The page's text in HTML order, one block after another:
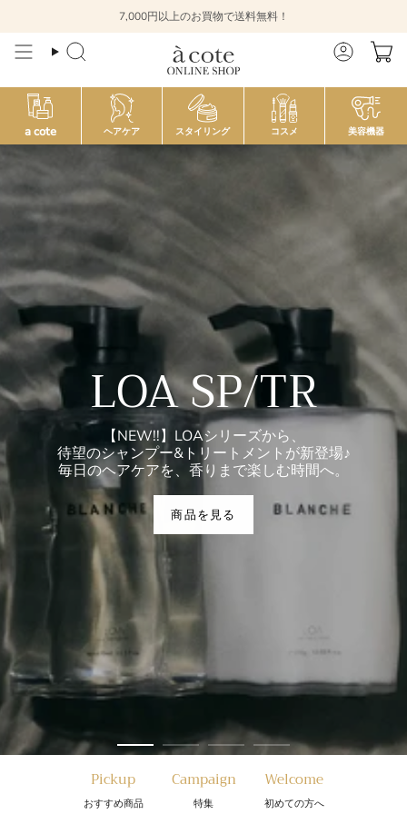
content
7,000円以上のお買物で送料無料！
検
ア
ウ
ン
ト
a cote ヘアケア スタイリング コスメ 美容機器
LOA SP/TR
【NEW!!】LOAシリーズから、
待望のシャンプー&トリートメントが新登場♪
毎日のヘアケアを、香りまで楽しむ時間へ。
商品を見る
Pickup
おすすめ商品
Campaign
特集
Welcome
初めての方へ